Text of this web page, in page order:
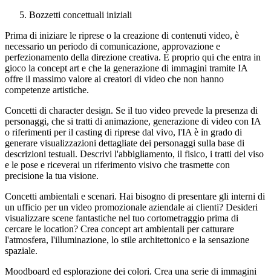
Bozzetti concettuali iniziali
Prima di iniziare le riprese o la creazione di contenuti video, è
necessario un periodo di comunicazione, approvazione e
perfezionamento della direzione creativa. È proprio qui che entra in
gioco la concept art e che la generazione di immagini tramite IA
offre il massimo valore ai creatori di video che non hanno
competenze artistiche.
Concetti di character design. Se il tuo video prevede la presenza di
personaggi, che si tratti di animazione, generazione di video con IA
o riferimenti per il casting di riprese dal vivo, l'IA è in grado di
generare visualizzazioni dettagliate dei personaggi sulla base di
descrizioni testuali. Descrivi l'abbigliamento, il fisico, i tratti del viso
e le pose e riceverai un riferimento visivo che trasmette con
precisione la tua visione.
Concetti ambientali e scenari. Hai bisogno di presentare gli interni di
un ufficio per un video promozionale aziendale ai clienti? Desideri
visualizzare scene fantastiche nel tuo cortometraggio prima di
cercare le location? Crea concept art ambientali per catturare
l'atmosfera, l'illuminazione, lo stile architettonico e la sensazione
spaziale.
Moodboard ed esplorazione dei colori. Crea una serie di immagini